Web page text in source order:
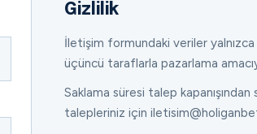
Gizlilik
İletişim formundaki veriler
üçüncü taraflarla pazarlama
Saklama süresi talep
talepleriniz için